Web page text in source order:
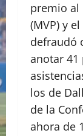
premio al
(MVP) y
defraudó
anotar 41
los de
de la
ahora de